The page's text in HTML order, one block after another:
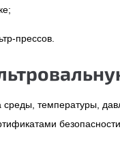
прессов.
среды, температуры,
безопасности.